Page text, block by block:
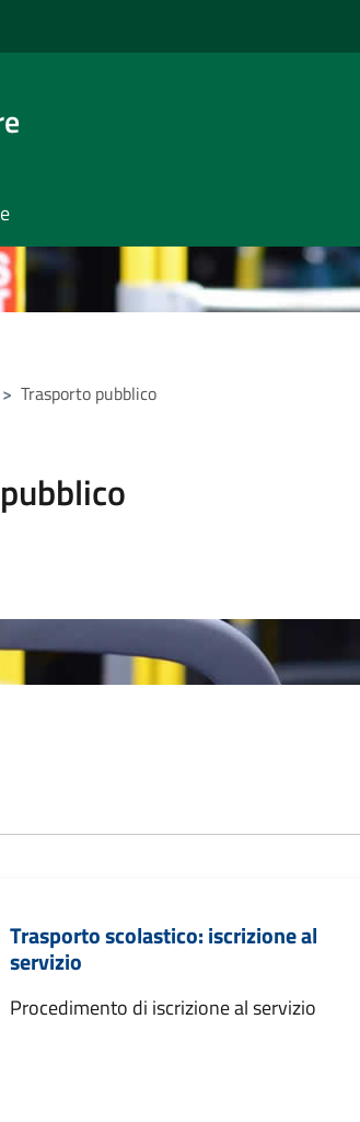
> Trasporto pubblico
Trasporto scolastico: iscrizione al
servizio
Procedimento di iscrizione al servizio